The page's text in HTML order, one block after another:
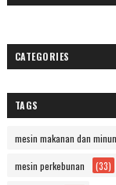
CATEGORIES
TAGS
mesin makanan dan
mesin perkebunan (33)